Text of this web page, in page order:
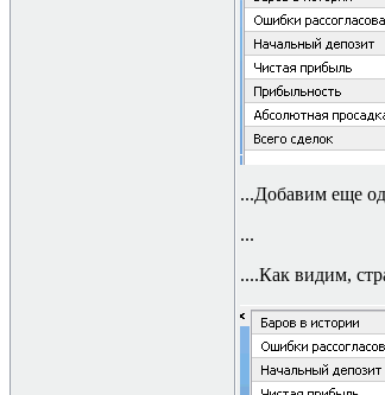
...Добавим еще
...
....Как видим,